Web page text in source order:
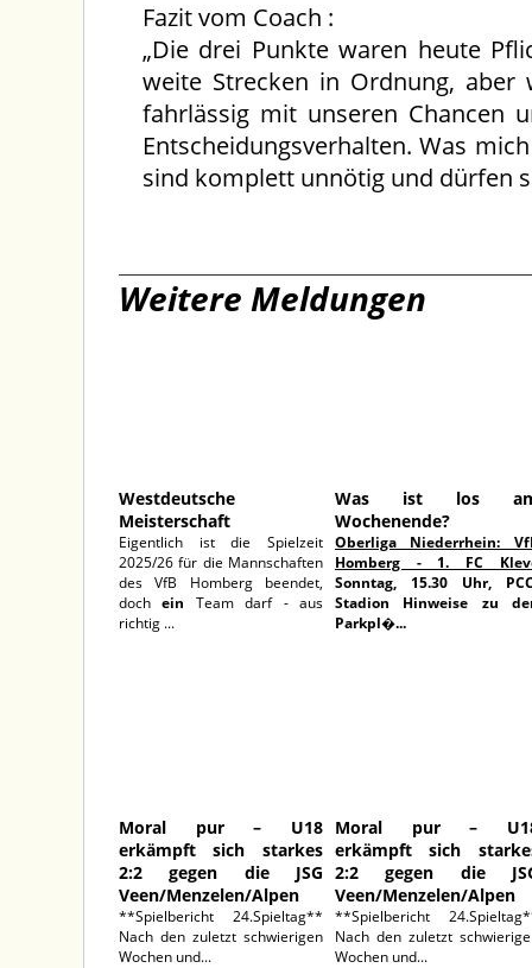
Fazit vom Coach :
„Die drei Punkte waren heute
weite Strecken in Ordnung,
fahrlässig mit unseren Chancen
Entscheidungsverhalten. Was
sind komplett unnötig und dürfen
Weitere Meldungen
Westdeutsche
Meisterschaft
Eigentlich ist die Spielzeit
2025/26 für die Mannschaften
des VfB Homberg beendet,
dochein Team darf - aus
richtig ...
Was ist los
Wochenende?
Oberliga Niederrhein:
Homberg - 1. FC
Sonntag, 15.30 Uhr,
Stadion
Hinweise zu
Parkpl�...
Moral pur – U18
erkämpft sich starkes
2:2 gegen die JSG
Veen/Menzelen/Alpen
**Spielbericht 24.Spieltag**
Nach den zuletzt schwierigen
Wochen und...
Moral pur –
erkämpft sich
2:2 gegen die
Veen/Menzelen/Alpen
**Spielbericht
Nach den zuletzt
Wochen und...